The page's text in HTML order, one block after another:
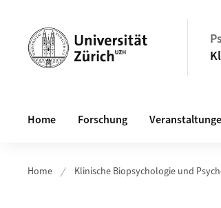
Home Forschung
Home Klinische Biopsychologie und